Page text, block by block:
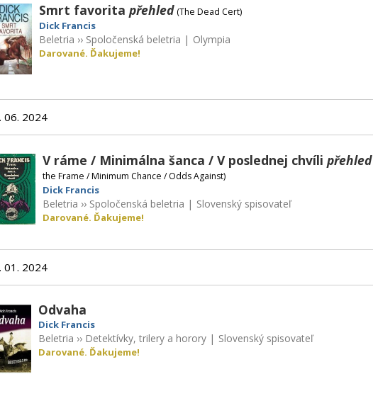
Smrt favorita přehled (The Dead Cert)
Dick Francis
Beletria ›› Spoločenská beletria | Olympia
Darované. Ďakujeme!
06. 2024
V ráme / Minimálna šanca / V poslednej chvílipřehled
the Frame / Minimum Chance / Odds Against)
Dick Francis
Beletria ›› Spoločenská beletria | Slovenský spisovateľ
Darované. Ďakujeme!
01. 2024
Odvaha
Dick Francis
Beletria ›› Detektívky, trilery a horory | Slovenský spisovateľ
Darované. Ďakujeme!